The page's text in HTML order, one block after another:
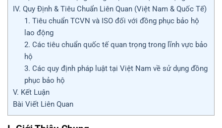
IV. Quy Định & Tiêu Chuẩn Liên Quan (Việt Nam & Quốc Tế)
1. Tiêu chuẩn TCVN và ISO đối với đồng phục bảo hộ
lao động
2. Các tiêu chuẩn quốc tế quan trọng trong lĩnh vực bảo
hộ
3. Các quy định pháp luật tại Việt Nam về sử dụng đồng
phục bảo hộ
V. Kết Luận
Bài Viết Liên Quan